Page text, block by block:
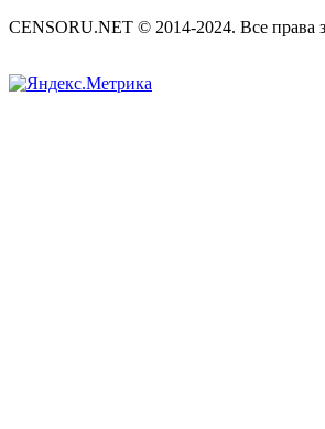
CENSORU.NET © 2014-2024. Все права